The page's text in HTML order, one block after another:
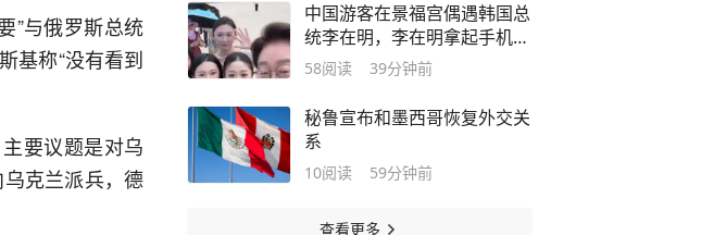
”与俄罗斯总统
基称“没有看到
要议题是对乌
克兰派兵，德
中国游客在景福宫偶遇韩国总
统李在明，李在明拿起手机和
游客自拍合影
58阅读 39分钟前
秘鲁宣布和墨西哥恢复外交关
系
10阅读 59分钟前
查看更多